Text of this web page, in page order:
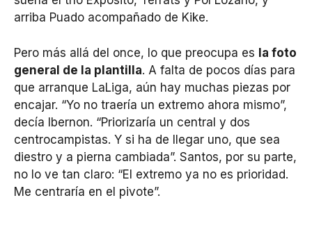
arriba Puado acompañado de Kike.
Pero más allá del once, lo que preocupa es la foto
general de la plantilla. A falta de pocos días para
que arranque LaLiga, aún hay muchas piezas por
encajar. “Yo no traería un extremo ahora mismo”,
decía Ibernon. “Priorizaría un central y dos
centrocampistas. Y si ha de llegar uno, que sea
diestro y a pierna cambiada”. Santos, por su parte,
no lo ve tan claro: “El extremo ya no es prioridad.
Me centraría en el pivote”.